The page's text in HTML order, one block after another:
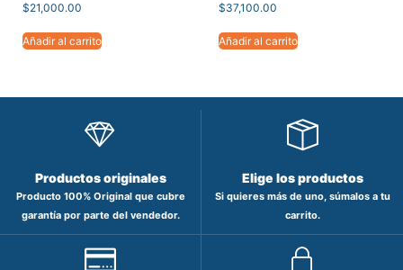
$21,000.00
Añadir al carrito
$37,100.00
Añadir al carrito
Productos originales
Producto 100% Original que cubre
garantía por parte del vendedor.
Elige los productos
Si quieres más de uno, súmalos a tu
carrito.